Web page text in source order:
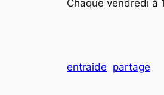
Chaque vendredi à
entraide partage